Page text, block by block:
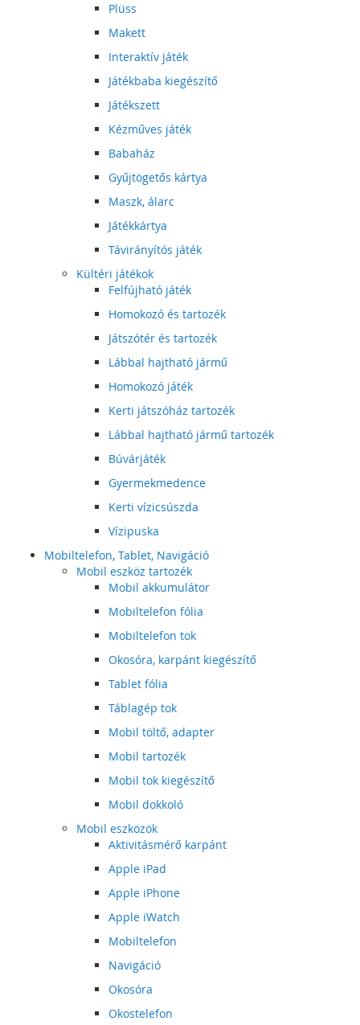
Plüss
Makett
Interaktív játék
Játékbaba kiegészítő
Játékszett
Kézműves játék
Babaház
Gyűjtögetős kártya
Maszk, álarc
Játékkártya
Távirányítós játék
Kültéri játékok
Felfújható játék
Homokozó és tartozék
Játszótér és tartozék
Lábbal hajtható jármű
Homokozó játék
Kerti játszóház tartozék
Lábbal hajtható jármű tartozék
Búvárjáték
Gyermekmedence
Kerti vízicsúszda
Vízipuska
Mobiltelefon, Tablet, Navigáció
Mobil eszköz tartozék
Mobil akkumulátor
Mobiltelefon fólia
Mobiltelefon tok
Okosóra, karpánt kiegészítő
Tablet fólia
Táblagép tok
Mobil töltő, adapter
Mobil tartozék
Mobil tok kiegészítő
Mobil dokkoló
Mobil eszközök
Aktivitásmérő karpánt
Apple iPad
Apple iPhone
Apple iWatch
Mobiltelefon
Navigáció
Okosóra
Okostelefon